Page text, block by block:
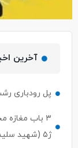
آخرین
پل رودباری
۳ باب
ژ۵ (شهید سلیمانی) به زودی افتتاح می‌شود